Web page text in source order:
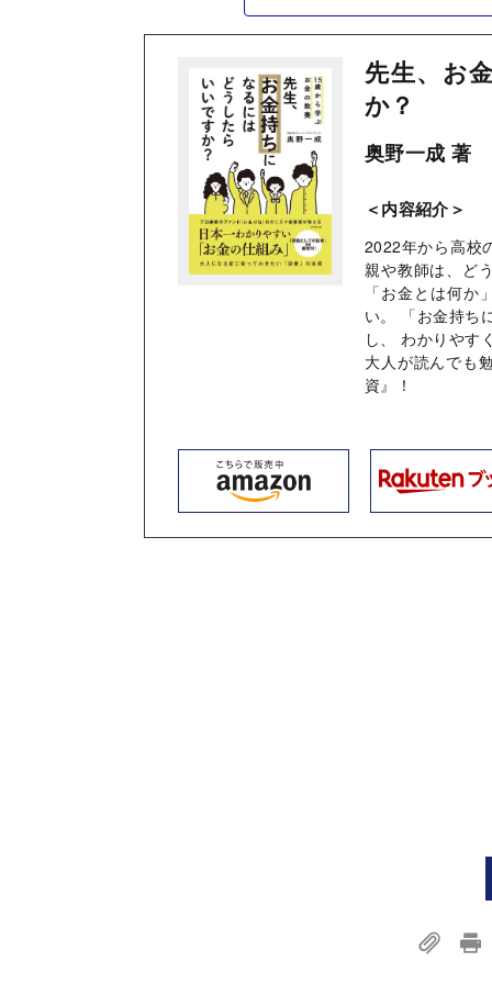
先生、お
か？
奥野一成 著
＜内容紹介＞
2022年から高校
親や教師は、ど
「お金とは何
い。 「お金持ち
し、 わかりやす
大人が読んでも
資』！